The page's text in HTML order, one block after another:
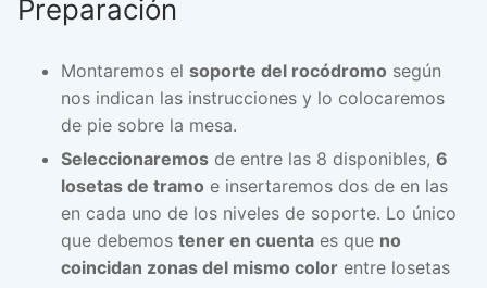
Preparación
Montaremos el soporte del rocódromo según
nos indican las instrucciones y lo colocaremos
de pie sobre la mesa.
Seleccionaremos de entre las 8 disponibles, 6
losetas de tramo e insertaremos dos de en las
en cada uno de los niveles de soporte. Lo único
que debemos tener en cuenta es que no
coincidan zonas del mismo color entre losetas